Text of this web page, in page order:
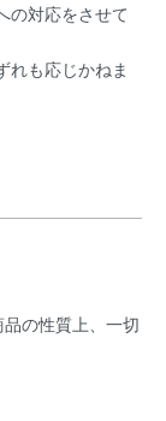
の対応をさせて
れも応じかねま
の性質上、一切